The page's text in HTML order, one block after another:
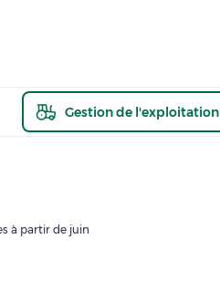
Gestion de l'exploitation
à partir de juin